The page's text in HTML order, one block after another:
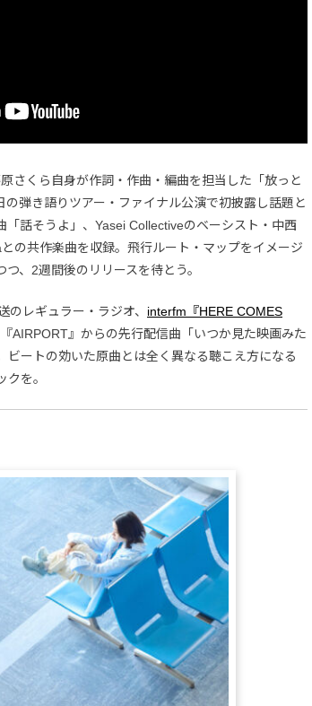
さくら自身が作詞・作曲・編曲を担当した「放っと
弾き語りツアー・ファイナル公演で初披露し話題と
「話そうよ」、Yasei Collectiveのベーシスト・中西
の共作楽曲を収録。飛行ルート・マップをイメージ
、2週間後のリリースを待とう。
のレギュラー・ラジオ、 interfm『HERE COMES
AIRPORT』からの先行配信曲「いつか見た映画みた
ビートの効いた原曲とは全く異なる聴こえ方になる
を。